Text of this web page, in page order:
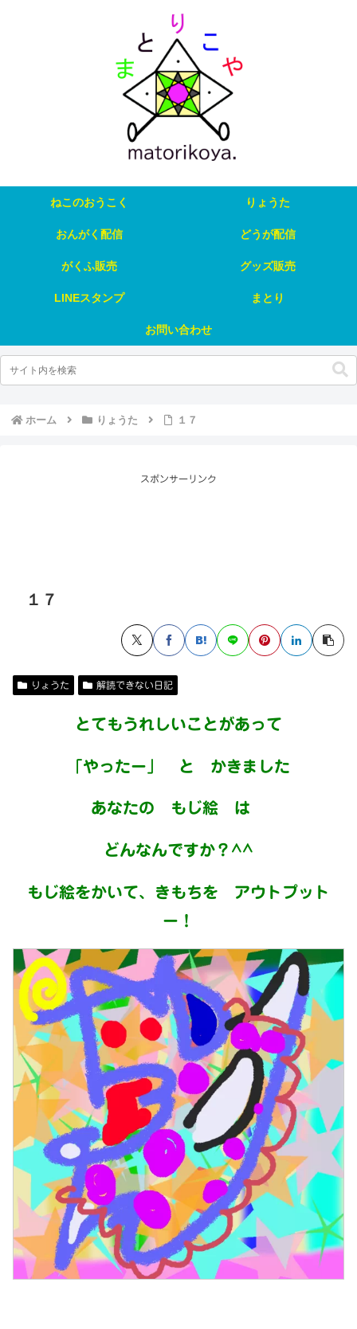
ねこのおうこく りょうた
おんがく配信 どうが配信
がくふ販売 グッズ販売
LINEスタンプ まとり
お問い合わせ
ホーム りょうた １７
スポンサーリンク
１７
りょうた 解読できない日記
とてもうれしいことがあって
「やったー」 と かきました
あなたの もじ絵 は
どんなんですか？^^
もじ絵をかいて、きもちを アウトプット
ー！